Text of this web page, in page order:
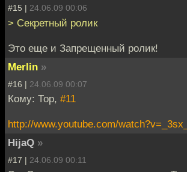
#15 | 24.06.09 00:06
> Секретный ролик
Это еще и Запрещенный ролик!
Merlin »
#16 | 24.06.09 00:07
Кому: Тор, #11
http://www.youtube.com/
HijaQ »
#17 | 24.06.09 00:11